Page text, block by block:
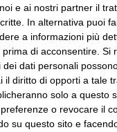
e ai nostri partner il
In alternativa puoi
a informazioni più
di acconsentire. Si
dati personali
il diritto di opporti a tale
solo a questo
o revocare il
su questo sito e